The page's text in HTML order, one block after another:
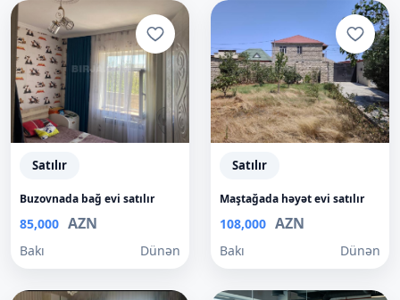
Satılır
Buzovnada bağ evi satılır
85,000 AZN
Bakı Dünən
Satılır
Maştağada həyət evi satılır
108,000 AZN
Bakı Dünən